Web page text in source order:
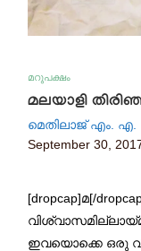
മറുപക്ഷം
മലയാളി
മെതിലാജ് എം. എ.
September 30,
[dropcap]മ[/
ഇവയൊക്കെ ഒരു